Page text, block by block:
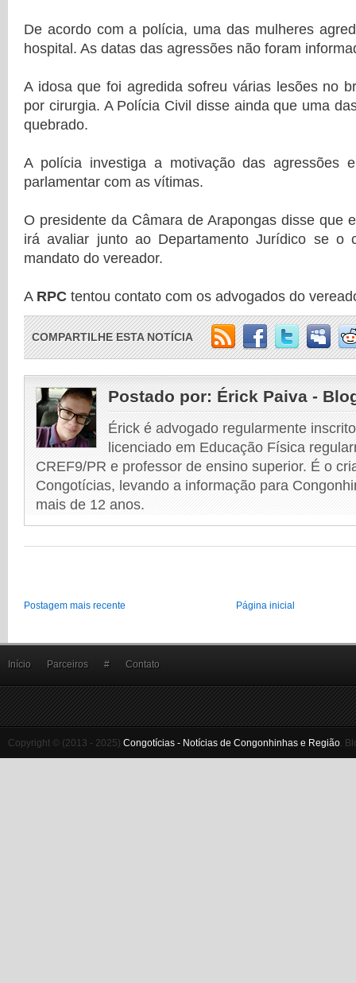
De acordo com a polícia, uma das mulheres
hospital. As datas das agressões não foram
A idosa que foi agredida sofreu várias lesões no
por cirurgia. A Polícia Civil disse ainda que uma
quebrado.
A polícia investiga a motivação das agressões
parlamentar com as vítimas.
O presidente da Câmara de Arapongas disse que
irá avaliar junto ao Departamento Jurídico se o
mandato do vereador.
A RPC tentou contato com os advogados do
COMPARTILHE ESTA NOTÍCIA
Postado por: Érick Paiva -
Érick é advogado regularmente
licenciado em Educação Física
CREF9/PR e professor de ensino superior. É o
Congotícias, levando a informação para
mais de 12 anos.
Postagem mais recente Página inicial
Início Parceiros # Contato
Copyright © (2013 - 2025) Congotícias - Notícias de Congonhinhas e Região.